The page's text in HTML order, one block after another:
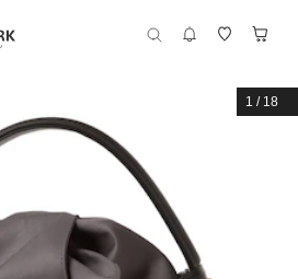
1 / 18